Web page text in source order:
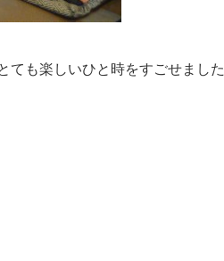
ても楽しいひと時をすごせました